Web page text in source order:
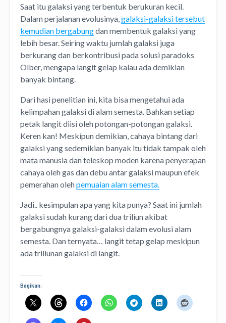
Saat itu galaksi yang terbentuk berukuran kecil.
Dalam perjalanan evolusinya,galaksi-galaksi tersebut
kemudian bergabungdan membentuk galaksi yang
lebih besar. Seiring waktu jumlah galaksi juga
berkurang dan berkontribusi pada solusi paradoks
Olber, mengapa langit gelap kalau ada demikian
banyak bintang.
Dari hasi penelitian ini, kita bisa mengetahui ada
kelimpahan galaksi di alam semesta. Bahkan setiap
petak langit diisi oleh potongan-potongan galaksi.
Keren kan! Meskipun demikian, cahaya bintang dari
galaksi yang sedemikian banyak itu tidak tampak oleh
mata manusia dan teleskop moden karena penyerapan
cahaya oleh gas dan debu antar galaksi maupun efek
pemerahan olehpemuaian alam semesta.
Jadi.. kesimpulan apa yang kita punya? Saat ini jumlah
galaksi sudah kurang dari dua triliun akibat
bergabungnya galaksi-galaksi dalam evolusi alam
semesta. Dan ternyata… langit tetap gelap meskipun
ada triliunan galaksi di langit.
Bagikan: